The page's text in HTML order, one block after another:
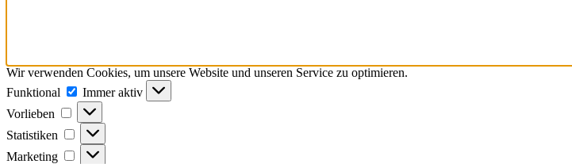
Wir verwenden Cookies, um unsere Website und unseren Service zu optimieren.
Funktional
Funktional
Immer aktiv
Vorlieben
Vorlieben
Statistiken Statistiken
Marketing Marketing